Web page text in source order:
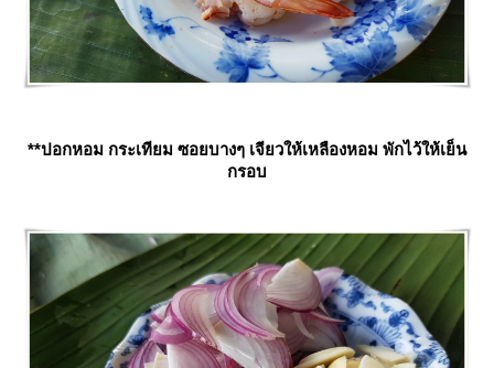
**ปอกหอม กระเทียม ซอยบางๆ เจียวให้เหลืองหอม พักไว้ให้เย็น
กรอบ